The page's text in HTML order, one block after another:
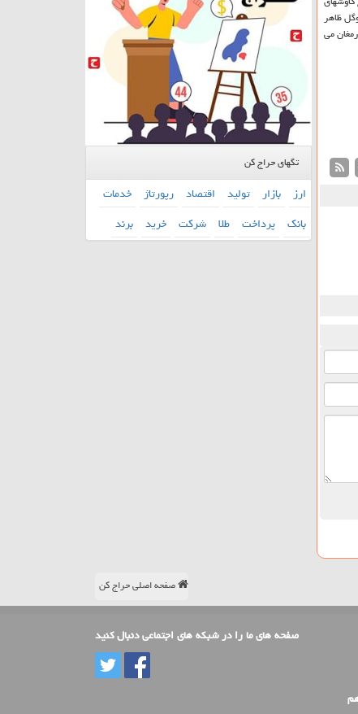
ظاهر
می
تگهای حراج کن
ارز بازار تولید اقتصاد رپورتاژ خدمات
بانك پرداخت طلا شركت خرید برند
صفحه اصلی حراج کن
صفحه های ما را در شبکه های اجتماعی دنبال کنید